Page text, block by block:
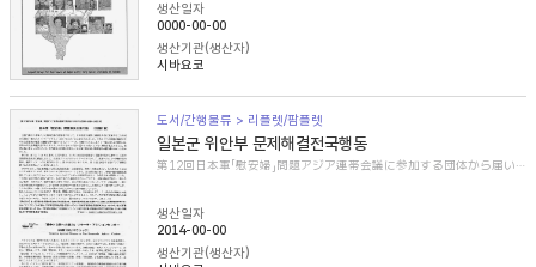
생산일자
0000-00-00
생산기관(생산자)
시바요코
도서/간행물류 > 리플렛/팜플렛
일본군 위안부 문제해결전국행동
第12回日本軍「慰安婦」問題アジア連帯会議に参加する団体から届いた紹介文
생산일자
2014-00-00
생산기관(생산자)